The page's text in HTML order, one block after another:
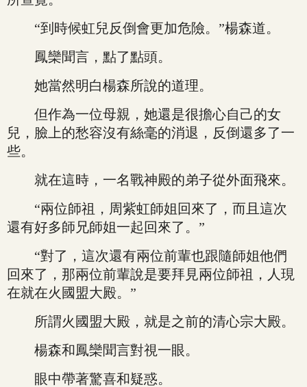
“到時候虹兒反倒會更加危險。”楊森道。
鳳欒聞言，點了點頭。
她當然明白楊森所說的道理。
但作為一位母親，她還是很擔心自己的女
兒，臉上的愁容沒有絲毫的消退，反倒還多了一
些。
就在這時，一名戰神殿的弟子從外面飛來。
“兩位師祖，周紫虹師姐回來了，而且這次
還有好多師兄師姐一起回來了。”
“對了，這次還有兩位前輩也跟隨師姐他們
回來了，那兩位前輩說是要拜見兩位師祖，人現
在就在火國盟大殿。”
所謂火國盟大殿，就是之前的清心宗大殿。
楊森和鳳欒聞言對視一眼。
眼中帶著驚喜和疑惑。